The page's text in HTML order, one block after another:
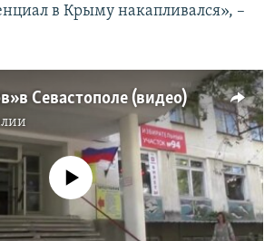
в Крыму накапливался», –
в Севастополе (видео)
source currently available